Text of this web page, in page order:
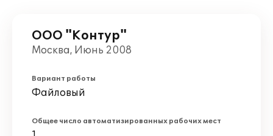
ООО "Контур"
Москва, Июнь 2008
Вариант работы
Файловый
Общее число автоматизированных рабочих мест